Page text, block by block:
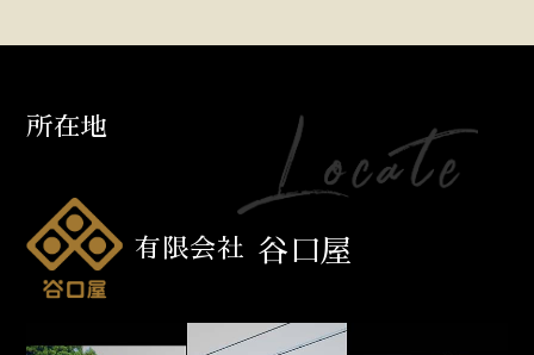
所在地
有限会社 谷口屋